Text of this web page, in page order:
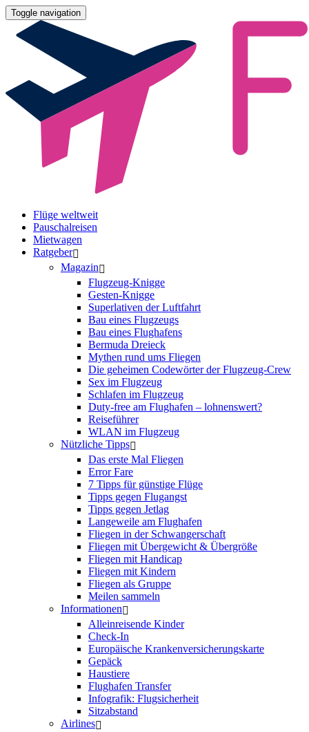
Toggle navigation
Flüge weltweit
Pauschalreisen
Mietwagen
Ratgeber
Magazin
Flugzeug-Knigge
Gesten-Knigge
Superlativen der Luftfahrt
Bau eines Flugzeugs
Bau eines Flughafens
Bermuda Dreieck
Mythen rund ums Fliegen
Die geheimen Codewörter der Flugzeug-Crew
Sex im Flugzeug
Schlafen im Flugzeug
Duty-free am Flughafen – lohnenswert?
Reiseführer
WLAN im Flugzeug
Nützliche Tipps
Das erste Mal Fliegen
Error Fare
7 Tipps für günstige Flüge
Tipps gegen Flugangst
Tipps gegen Jetlag
Langeweile am Flughafen
Fliegen in der Schwangerschaft
Fliegen mit Übergewicht & Übergröße
Fliegen mit Handicap
Fliegen mit Kindern
Fliegen als Gruppe
Meilen sammeln
Informationen
Alleinreisende Kinder
Check-In
Europäische Krankenversicherungskarte
Gepäck
Haustiere
Flughafen Transfer
Infografik: Flugsicherheit
Sitzabstand
Airlines